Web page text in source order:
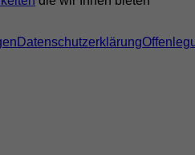
Datenschutzerklärung